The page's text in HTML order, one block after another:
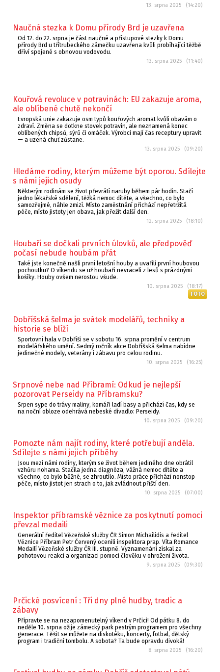
13. srpna 2025 (14:20)
Naučná stezka k Domu přírody Brd je uzavřena
Od 12. do 22. srpna je část naučné a přístupové stezky k Domu
přírody Brd u třítrubeckého zámečku uzavřena kvůli probíhající těžbě
dříví spojené s obnovou vodovodu.
13. srpna 2025 (11:40)
Kouřová revoluce v potravinách: EU zakazuje aroma,
ale oblíbené chutě nekončí
Evropská unie zakazuje osm typů kouřových aromat kvůli obavám o
zdraví. Změna se dotkne stovek potravin, ale neznamená konec
oblíbených chipsů, sýrů či omáček. Výrobci mají čas receptury upravit
— a uzená chuť zůstane.
13. srpna 2025 (09:20)
Hledáme rodiny, kterým můžeme být oporou. Sdílejte
s námi jejich osudy
Některým rodinám se život převrátí naruby během pár hodin. Stačí
jedno lékařské sdělení, těžká nemoc dítěte, a všechno, co bylo
samozřejmé, náhle zmizí. Místo zaměstnání přichází nepřetržitá
péče, místo jistoty jen obava, jak přežít další den.
12. srpna 2025 (18:10)
Houbaři se dočkali prvních úlovků, ale předpověď
počasí nebude houbám přát
Také jste konečně našli první letošní houby a uvařili první houbovou
pochoutku? O víkendu se už houbaři nevraceli z lesů s prázdnými
košíky. Houby ovšem nerostou všude.
10. srpna 2025 (18:17)
FOTO
Dobříšská šelma je svátek modelářů, techniky a
historie se blíží
Sportovní hala v Dobříši se v sobotu 16. srpna promění v centrum
modelářského umění. Sedmý ročník akce Dobříšská šelma nabídne
jedinečné modely, veterány i zábavu pro celou rodinu.
10. srpna 2025 (16:25)
Srpnové nebe nad Příbramí: Odkud je nejlepší
pozorovat Perseidy na Příbramsku?
Srpen sype do trávy maliny, komáři ladí basy a přichází čas, kdy se
na noční obloze odehrává nebeské divadlo: Perseidy.
10. srpna 2025 (09:20)
Pomozte nám najít rodiny, které potřebují anděla.
Sdílejte s námi jejich příběhy
Jsou mezi námi rodiny, kterým se život během jediného dne obrátil
vzhůru nohama. Stačila jedna diagnóza, vážná nemoc dítěte a
všechno, co bylo běžné, se zhroutilo. Místo práce přichází nonstop
péče, místo jistot jen strach o to, jak zvládnout příští den.
10. srpna 2025 (07:00)
Inspektor příbramské věznice za poskytnutí pomoci
převzal medaili
Generální ředitel Vězeňské služby ČR Simon Michailidis a ředitel
Věznice Příbram Petr Červený ocenili inspektora prap. Víta Romance
Medailí Vězeňské služby ČR III. stupně. Vyznamenání získal za
pohotovou reakci a organizaci pomoci člověku v ohrožení života.
9. srpna 2025 (09:30)
Prčické posvícení : Tři dny plné hudby, tradic a
zábavy
Připravte se na nezapomenutelný víkend v Prčici! Od pátku 8. do
neděle 10. srpna ožije zámecký park pestrým programem pro všechny
generace. Těšit se můžete na diskotéku, koncerty, fotbal, dětský
program i tradiční tombolu. A sobota? Ta bude opravdu divoká!
8. srpna 2025 (16:20)